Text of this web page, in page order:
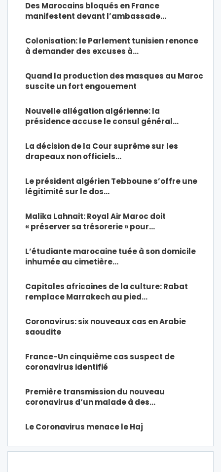
Des Marocains bloqués en France
manifestent devant l’ambassade…
Colonisation: le Parlement tunisien renonce
à demander des excuses à…
Quand la production des masques au Maroc
suscite un fort engouement
Nouvelle allégation algérienne: la
présidence accuse le consul général…
La décision de la Cour suprême sur les
drapeaux non officiels…
Le président algérien Tebboune s’offre une
légitimité sur le dos…
Malika Lahnait: Royal Air Maroc doit
« préserver sa trésorerie » pour…
L’étudiante marocaine tuée à son domicile
inhumée au cimetière…
Capitales africaines de la culture: Rabat
remplace Marrakech au pied…
Coronavirus: six nouveaux cas en Arabie
saoudite
France-Un cinquième cas suspect de
coronavirus identifié
Première transmission du nouveau
coronavirus d’un malade à des…
Le Coronavirus menace le Haj